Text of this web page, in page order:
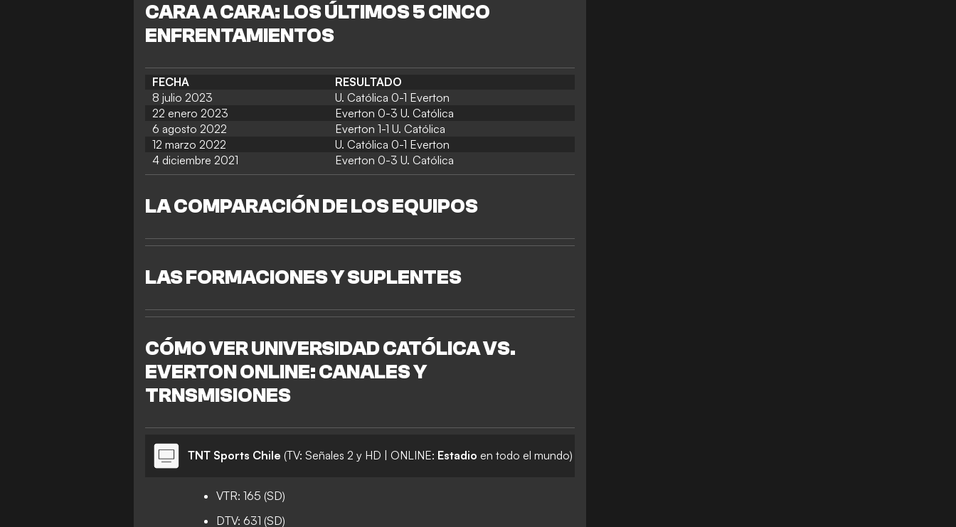
CARA A CARA: LOS ÚLTIMOS 5 CINCO
ENFRENTAMIENTOS
FECHA
RESULTADO
8 julio 2023
U. Católica 0-1 Everton
22 enero 2023
Everton 0-3 U. Católica
6 agosto 2022
Everton 1-1 U. Católica
12 marzo 2022
U. Católica 0-1 Everton
4 diciembre 2021
Everton 0-3 U. Católica
LA COMPARACIÓN DE LOS EQUIPOS
LAS FORMACIONES Y SUPLENTES
CÓMO VER UNIVERSIDAD CATÓLICA VS.
EVERTON ONLINE: CANALES Y
TRNSMISIONES
TNT Sports Chile (TV: Señales 2 y HD | ONLINE: Estadio en todo el mundo)
VTR: 165 (SD)
DTV: 631 (SD)